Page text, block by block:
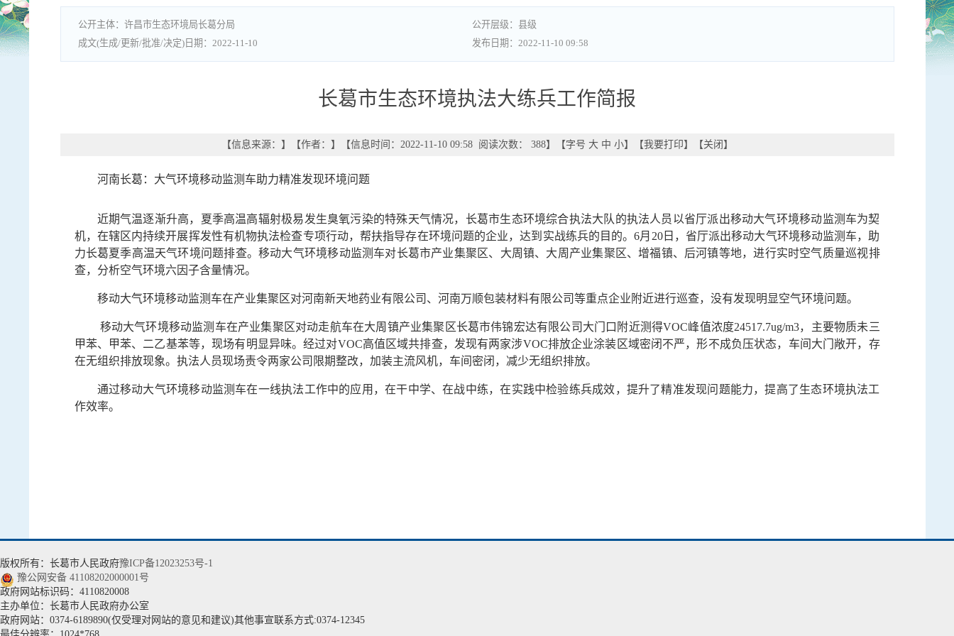
许昌市生态环境局长葛分局
县级
2022-11-10
2022-11-10 09:58
长葛市生态环境执法大练兵工作简报
【信息来源： 】 【作者： 】 【信息时间：2022-11-10 09:58 阅读次数： 388】【字号 大 中 小】【我要打印】【关闭 】
河南长葛：大气环境移动监测车助力精准发现环境问题
近期气温逐渐升高，夏季高温高辐射极易发生臭氧污染的特殊天气情况，长葛市生态环境综合执法大队的执法人员以省厅派出移动大气环境移动监测车为契
机，在辖区内持续开展挥发性有机物执法检查专项行动，帮扶指导存在环境问题的企业，达到实战练兵的目的。6月20日，省厅派出移动大气环境移动监测车，助
力长葛夏季高温天气环境问题排查。移动大气环境移动监测车对长葛市产业集聚区、大周镇、大周产业集聚区、增福镇、后河镇等地，进行实时空气质量巡视排
查，分析空气环境六因子含量情况。
移动大气环境移动监测车在产业集聚区对河南新天地药业有限公司、河南万顺包装材料有限公司等重点企业附近进行巡查，没有发现明显空气环境问题。
移动大气环境移动监测车在产业集聚区对动走航车在大周镇产业集聚区长葛市伟锦宏达有限公司大门口附近测得VOC峰值浓度24517.7ug/m3，主要物质未三
甲苯、甲苯、二乙基苯等，现场有明显异味。经过对VOC高值区域共排查，发现有两家涉VOC排放企业涂装区域密闭不严，形不成负压状态，车间大门敞开，存
在无组织排放现象。执法人员现场责令两家公司限期整改，加装主流风机，车间密闭，减少无组织排放。
通过移动大气环境移动监测车在一线执法工作中的应用，在干中学、在战中练，在实践中检验练兵成效，提升了精准发现问题能力，提高了生态环境执法工
作效率。
版权所有：长葛市人民政府豫ICP备12023253号-1
豫公网安备 41108202000001号
政府网站标识码：4110820008
主办单位：长葛市人民政府办公室
政府网站：0374-6189890(仅受理对网站的意见和建议)其他事宣联系方式:0374-12345